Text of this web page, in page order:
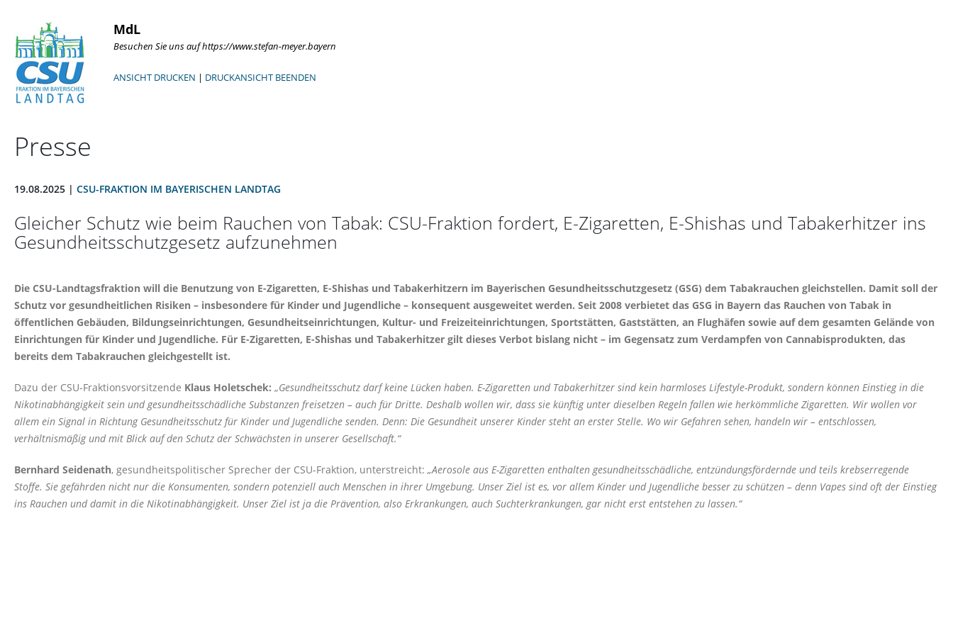
MdL
Besuchen Sie uns auf https://www.stefan-meyer.bayern
ANSICHT DRUCKEN | DRUCKANSICHT BEENDEN
Presse
19.08.2025 | CSU-FRAKTION IM BAYERISCHEN LANDTAG
Gleicher Schutz wie beim Rauchen von Tabak: CSU-Fraktion fordert, E-Zigaretten, E-Shishas und Tabakerhitzer ins
Gesundheitsschutzgesetz aufzunehmen
Die CSU-Landtagsfraktion will die Benutzung von E-Zigaretten, E-Shishas und Tabakerhitzern im Bayerischen Gesundheitsschutzgesetz (GSG) dem Tabakrauchen gleichstellen. Damit soll der
Schutz vor gesundheitlichen Risiken – insbesondere für Kinder und Jugendliche – konsequent ausgeweitet werden. Seit 2008 verbietet das GSG in Bayern das Rauchen von Tabak in
öffentlichen Gebäuden, Bildungseinrichtungen, Gesundheitseinrichtungen, Kultur- und Freizeiteinrichtungen, Sportstätten, Gaststätten, an Flughäfen sowie auf dem gesamten Gelände von
Einrichtungen für Kinder und Jugendliche. Für E-Zigaretten, E-Shishas und Tabakerhitzer gilt dieses Verbot bislang nicht – im Gegensatz zum Verdampfen von Cannabisprodukten, das
bereits dem Tabakrauchen gleichgestellt ist.
Dazu der CSU-Fraktionsvorsitzende Klaus Holetschek:
Gesundheitsschutz darf keine Lücken haben. E-Zigaretten und Tabakerhitzer sind kein harmloses Lifestyle-Produkt, sondern können Einstieg in die
Nikotinabhängigkeit sein und gesundheitsschädliche Substanzen freisetzen – auch für Dritte. Deshalb wollen wir, dass sie künftig unter dieselben Regeln fallen wie herkömmliche Zigaretten. Wir wollen vor
allem ein Signal in Richtung Gesundheitsschutz für Kinder und Jugendliche senden. Denn: Die Gesundheit unserer Kinder steht an erster Stelle. Wo wir Gefahren sehen, handeln wir – entschlossen,
verhältnismäßig und mit Blick auf den Schutz der Schwächsten in unserer Gesellschaft.“
Bernhard Seidenath, gesundheitspolitischer Sprecher der CSU-Fraktion, unterstreicht: Aerosole aus E-Zigaretten enthalten gesundheitsschädliche, entzündungsfördernde und teils krebserregende
Stoffe. Sie gefährden nicht nur die Konsumenten, sondern potenziell auch Menschen in ihrer Umgebung. Unser Ziel ist es, vor allem Kinder und Jugendliche besser zu schützen – denn Vapes sind oft der Einstieg
ins Rauchen und damit in die Nikotinabhängigkeit. Unser Ziel ist ja die Prävention, also Erkrankungen, auch Suchterkrankungen, gar nicht erst entstehen zu lassen.“